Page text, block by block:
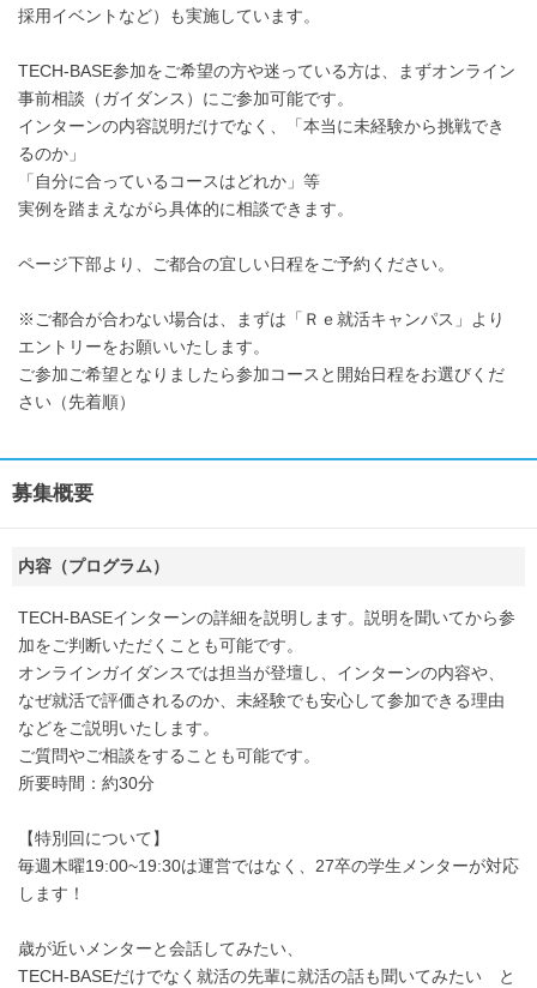
採用イベントなど）も実施しています。
TECH-BASE参加をご希望の方や迷っている方は、まずオンライン
事前相談（ガイダンス）にご参加可能です。
インターンの内容説明だけでなく、「本当に未経験から挑戦でき
るのか」
「自分に合っているコースはどれか」等
実例を踏まえながら具体的に相談できます。
ページ下部より、ご都合の宜しい日程をご予約ください。
※ご都合が合わない場合は、まずは「Ｒｅ就活キャンパス」より
エントリーをお願いいたします。
ご参加ご希望となりましたら参加コースと開始日程をお選びくだ
さい（先着順）
募集概要
内容（プログラム）
TECH-BASEインターンの詳細を説明します。説明を聞いてから参
加をご判断いただくことも可能です。
オンラインガイダンスでは担当が登壇し、インターンの内容や、
なぜ就活で評価されるのか、未経験でも安心して参加できる理由
などをご説明いたします。
ご質問やご相談をすることも可能です。
所要時間：約30分
【特別回について】
毎週木曜19:00~19:30は運営ではなく、27卒の学生メンターが対応
します！
歳が近いメンターと会話してみたい、
TECH-BASEだけでなく就活の先輩に就活の話も聞いてみたい と